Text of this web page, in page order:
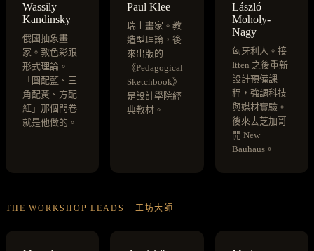
Wassily
Kandinsky
俄國抽象畫
家。教色彩跟
形式理論。
「圓配藍、三
角配黃、方配
紅」那個問卷
就是他做的。
Paul Klee
瑞士畫家。教
造型理論，後
來出版的
《Pedagogical
Sketchbook》
是設計學院經
典教材。
László
Moholy-
Nagy
匈牙利人。接
Itten 之後重新
設計預備課
程，強調科技
與媒材實驗。
後來去芝加哥
開 New
Bauhaus。
THE WORKSHOP LEADS · 工坊大師